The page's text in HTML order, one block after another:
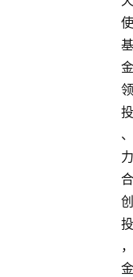
使
基
金
领
投
、
力
合
创
投
，
金